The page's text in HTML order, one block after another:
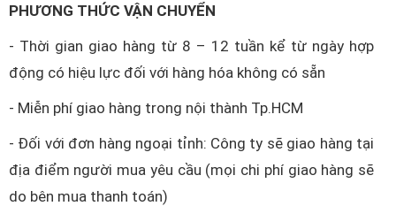
PHƯƠNG THỨC VẬN CHUYỂN
- Thời gian giao hàng từ 8 – 12 tuần kể từ ngày hợp
động có hiệu lực đối với hàng hóa không có sẵn
- Miễn phí giao hàng trong nội thành Tp.HCM
- Đối với đơn hàng ngoại tỉnh: Công ty sẽ giao hàng tại
địa điểm người mua yêu cầu (mọi chi phí giao hàng sẽ
do bên mua thanh toán)